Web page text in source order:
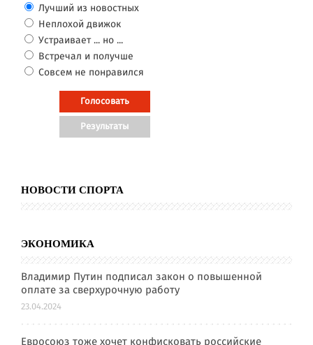
Лучший из новостных
Неплохой движок
Устраивает ... но ...
Встречал и получше
Совсем не понравился
НОВОСТИ СПОРТА
ЭКОНОМИКА
Владимир Путин подписал закон о повышенной
оплате за сверхурочную работу
23.04.2024